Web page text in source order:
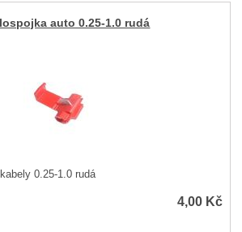
auto 0.25-1.0 rudá
0.25-1.0 rudá
4,00 Kč